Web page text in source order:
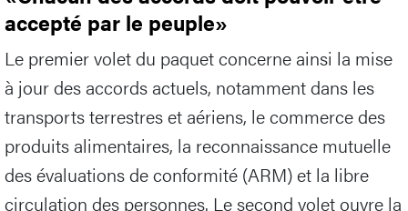
accepté par le peuple»
Le premier volet du paquet concerne ainsi la mise
à jour des accords actuels, notamment dans les
transports terrestres et aériens, le commerce des
produits alimentaires, la reconnaissance mutuelle
des évaluations de conformité (ARM) et la libre
circulation des personnes. Le second volet ouvre la